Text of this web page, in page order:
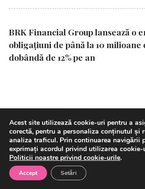
BRK Financial Group lansează o
obligațiuni de până la 10 milioane
dobândă de 12% pe an
Acest site utilizează cookie-uri pentru a
corectă, pentru a personaliza conținutul și
analiza traficul. Prin continuarea navigării
exprimați acordul privind utilizarea
Politicii noastre privind cookie-urile.
Accept Setări